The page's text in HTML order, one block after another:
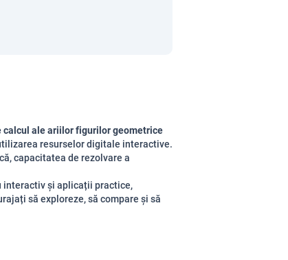
ale ariilor figurilor geometrice
resurselor digitale interactive.
capacitatea de rezolvare a
și aplicații practice,
să exploreze, să compare și să